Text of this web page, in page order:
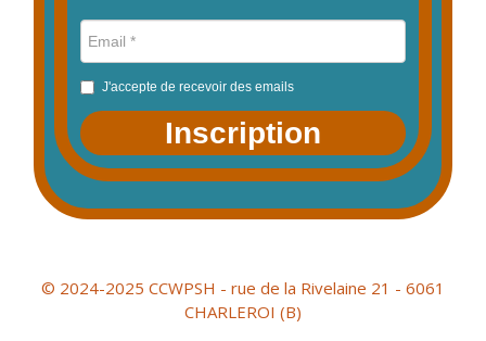
J'accepte de recevoir des emails
Inscription
© 2024-2025 CCWPSH - rue de la Rivelaine 21 - 6061
CHARLEROI (B)